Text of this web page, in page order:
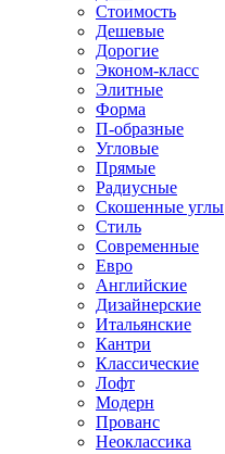
Стоимость
Дешевые
Дорогие
Эконом-класс
Элитные
Форма
П-образные
Угловые
Прямые
Радиусные
Скошенные углы
Стиль
Современные
Евро
Английские
Дизайнерские
Итальянские
Кантри
Классические
Лофт
Модерн
Прованс
Неоклассика